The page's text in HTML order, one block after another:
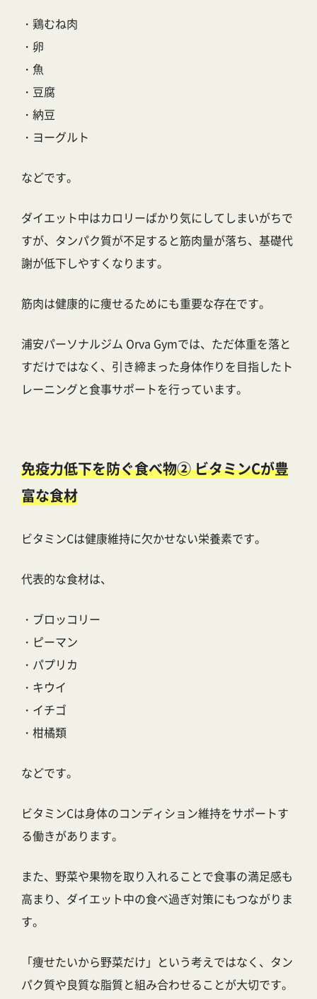
・鶏むね肉
・卵
・魚
・豆腐
・納豆
・ヨーグルト
などです。
ダイエット中はカロリーばかり気にしてしまいがちで
すが、タンパク質が不足すると筋肉量が落ち、基礎代
謝が低下しやすくなります。
筋肉は健康的に痩せるためにも重要な存在です。
浦安パーソナルジム Orva Gymでは、ただ体重を落と
すだけではなく、引き締まった身体作りを目指したト
レーニングと食事サポートを行っています。
免疫力低下を防ぐ食べ物② ビタミンCが豊
富な食材
ビタミンCは健康維持に欠かせない栄養素です。
代表的な食材は、
・ブロッコリー
・ピーマン
・パプリカ
・キウイ
・イチゴ
・柑橘類
などです。
ビタミンCは身体のコンディション維持をサポートす
る働きがあります。
また、野菜や果物を取り入れることで食事の満足感も
高まり、ダイエット中の食べ過ぎ対策にもつながりま
す。
「痩せたいから野菜だけ」という考えではなく、タン
パク質や良質な脂質と組み合わせることが大切です。